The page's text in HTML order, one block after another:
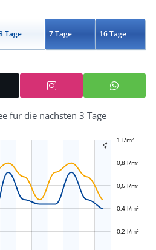
Tage 7 Tage 16 Tage
für die nächsten 3 Tage

-0,4 l/m²
-0,2 l/m²
0,2 l/m²
0,4 l/m²
0,6 l/m²
0,8 l/m²
1 l/m²
1,2 l/m²